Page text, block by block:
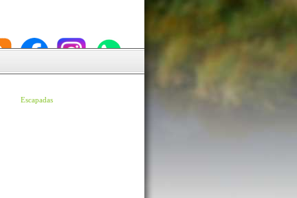
Escapadas